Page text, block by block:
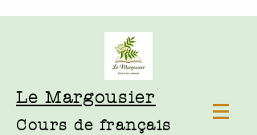
Le Margousier
Cours de français